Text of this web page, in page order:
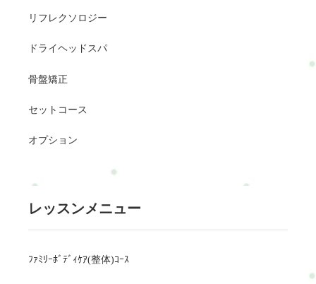
リフレクソロジー
ドライヘッドスパ
骨盤矯正
セットコース
オプション
レッスンメニュー
ﾌｧﾐﾘｰﾎﾞﾃﾞｨｹｱ(整体)ｺｰｽ